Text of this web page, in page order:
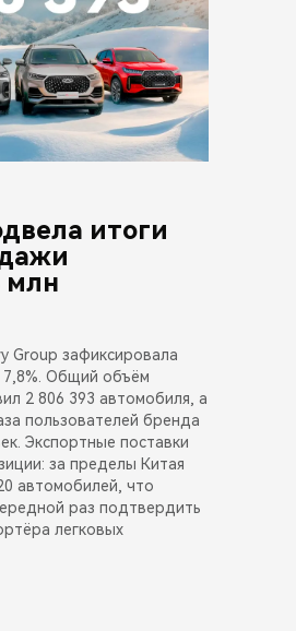
итоги
млн
Group зафиксировала
Общий объём
2 806 393 автомобиля, а
пользователей бренда
Экспортные поставки
за пределы Китая
автомобилей, что
раз подтвердить
легковых